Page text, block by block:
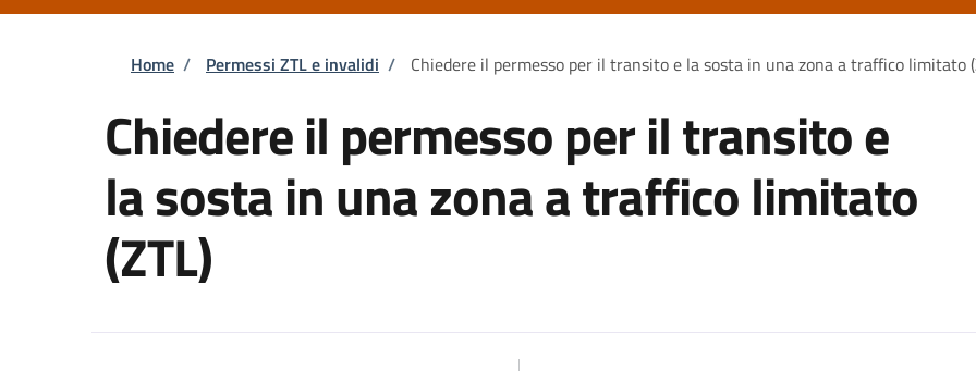
Briciole di pane
Home / Permessi ZTL e invalidi / Chiedere il permesso per il transito e la sosta in una zona a traffico limitato
Chiedere il permesso per il transito e
la sosta in una zona a traffico limitato
(ZTL)